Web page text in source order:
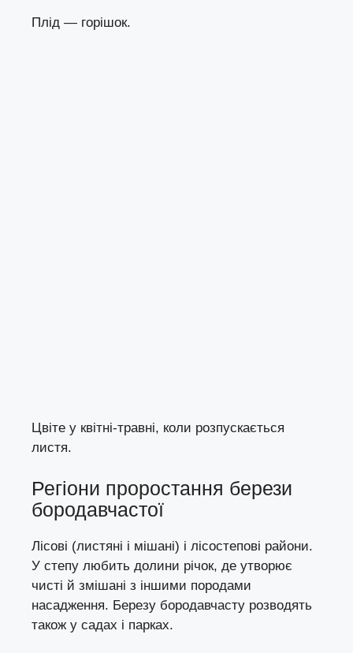
Плід — горішок.
Цвіте у квітні-травні, коли розпускається
листя.
Регіони проростання берези
бородавчастої
Лісові (листяні і мішані) і лісостепові райони.
У степу любить долини річок, де утворює
чисті й змішані з іншими породами
насадження. Березу бородавчасту розводять
також у садах і парках.